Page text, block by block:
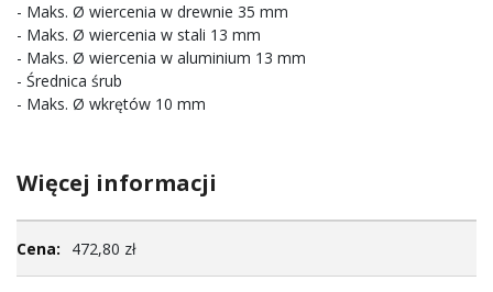
- Maks. Ø wiercenia w drewnie 35 mm
- Maks. Ø wiercenia w stali 13 mm
- Maks. Ø wiercenia w aluminium 13 mm
- Średnica śrub
- Maks. Ø wkrętów 10 mm
Więcej informacji
informacji472,80 zł